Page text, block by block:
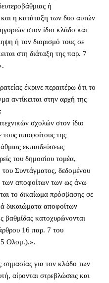
ή
και η κατάταξη των δυο αυτών
στον ίδιο κλάδο και
ή τον διορισμό τους σε
στη διάταξη της παρ. 7
έκρινε περαιτέρω ότι το
αντίκειται στην αρχή της
σχολών στον ίδιο
τους αποφοίτους της
εκπαιδεύσεως
του δημοσίου τομέα,
του Συντάγματος, δεδομένου
των αποφοίτων των ως άνω
το δικαίωμα πρόσβασης σε
δικαιώματα αποφοίτων
βαθμίδας κατοχυρώνονται
16 παρ. 7 του
Ολομ.).».
σημασίας για τον κλάδο των
αίρονται στρεβλώσεις και